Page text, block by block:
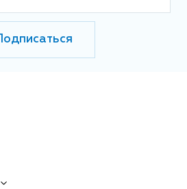
Подписаться